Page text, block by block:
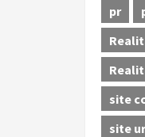
pr
site
site